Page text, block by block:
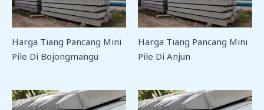
Harga Tiang Pancang Mini
Pile Di Bojongmangu
Harga Tiang Pancang Mini
Pile Di Anjun